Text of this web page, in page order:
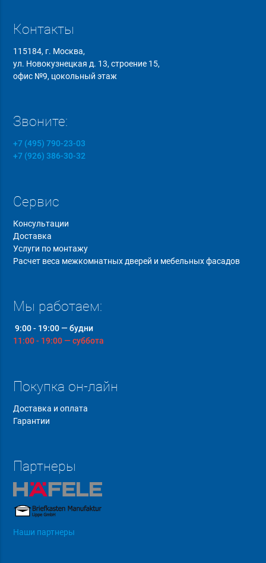
Контакты
115184, г. Москва,
ул. Новокузнецкая д. 13, строение 15,
офис №9, цокольный этаж
Звоните:
+7 (495) 790-23-03
+7 (926) 386-30-32
Сервис
Консультации
Доставка
Услуги по монтажу
Расчет веса межкомнатных дверей и мебельных фасадов
Мы работаем:
9:00 - 19:00 — будни
11:00 - 19:00 — суббота
Покупка он-лайн
Доставка и оплата
Гарантии
Партнеры
Наши партнеры